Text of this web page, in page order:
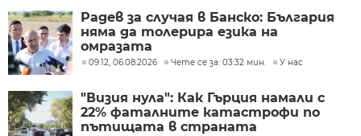
Радев за случая в Банско: България
няма да толерира езика на
омразата
09:12, 06.08.2026 Чете се за: 03:32 мин. У нас
"Визия нула": Как Гърция намали с
22% фаталните катастрофи по
пътищата в страната